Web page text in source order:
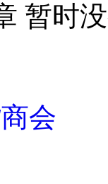
暂时